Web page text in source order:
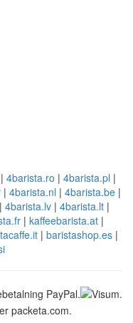
| 4barista.ro | 4barista.pl |
| 4barista.nl | 4barista.be |
| 4barista.lv | 4barista.lt |
| kaffeebarista.at|
| baristashop.es|